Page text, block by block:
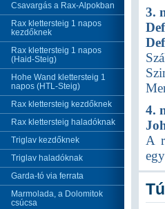
Csavargás a Rax-Alpokban
Rax klettersteig 1 napos
kezdőknek
Rax klettersteig 1 napos
(Haid-Steig)
Hohe Wand klettersteig 1
napos (HTL-Steig)
Rax klettersteig kezdőknek
Rax klettersteig haladóknak
Triglav kezdőknek
Triglav haladóknak
Garda-tó via ferrata
Marmolada, a Dolomitok
csúcsa
3.
4.
A